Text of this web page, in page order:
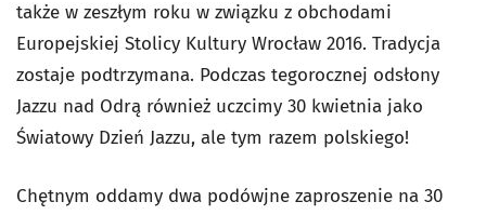
także w zeszłym roku w związku z obchodami
Europejskiej Stolicy Kultury Wrocław 2016. Tradycja
zostaje podtrzymana. Podczas tegorocznej odsłony
Jazzu nad Odrą również uczcimy 30 kwietnia jako
Światowy Dzień Jazzu, ale tym razem polskiego!
Chętnym oddamy dwa podówjne zaproszenie na 30